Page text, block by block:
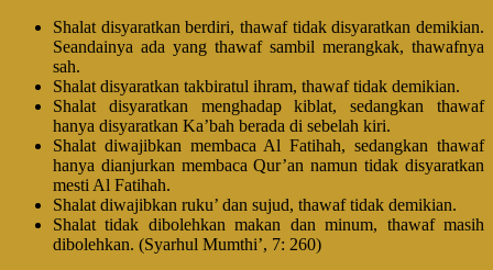
Shalat disyaratkan berdiri, thawaf tidak disyaratkan demikian.
Seandainya ada yang thawaf sambil merangkak, thawafnya
sah.
Shalat disyaratkan takbiratul ihram, thawaf tidak demikian.
Shalat disyaratkan menghadap kiblat, sedangkan thawaf
hanya disyaratkan Ka’bah berada di sebelah kiri.
Shalat diwajibkan membaca Al Fatihah, sedangkan thawaf
hanya dianjurkan membaca Qur’an namun tidak disyaratkan
mesti Al Fatihah.
Shalat diwajibkan ruku’ dan sujud, thawaf tidak demikian.
Shalat tidak dibolehkan makan dan minum, thawaf masih
dibolehkan. (Syarhul Mumthi’, 7: 260)